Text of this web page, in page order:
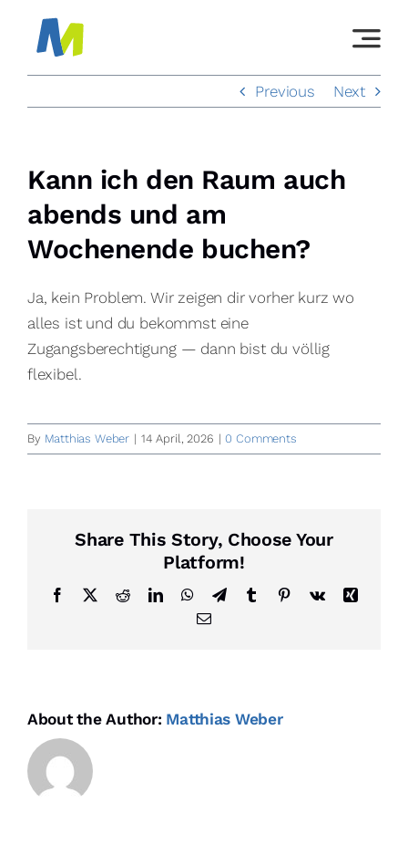
Previous
Next
Kann ich den Raum auch
abends und am
Wochenende buchen?
Ja, kein Problem. Wir zeigen dir vorher kurz wo
alles ist und du bekommst eine
Zugangsberechtigung — dann bist du völlig
flexibel.
By Matthias Weber | 14 April, 2026 | 0 Comments
Share This Story, Choose Your
Platform!
Facebook
X RedditLinkedInWhatsApp
TelegramTumblr PinterestVk
Xing
Email
About the Author: Matthias Weber